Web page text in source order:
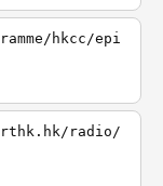
hkcc/epi
radio/